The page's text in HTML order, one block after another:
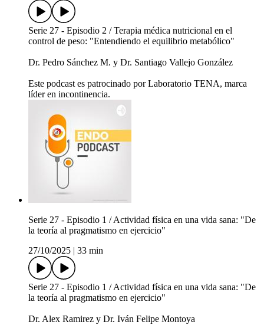
Serie 27 - Episodio 2 / Terapia médica nutricional en el
control de peso: "Entendiendo el equilibrio metabólico"
Dr. Pedro Sánchez M. y Dr. Santiago Vallejo González
Este podcast es patrocinado por Laboratorio TENA, marca
líder en incontinencia.
Serie 27 - Episodio 1 / Actividad física en una vida sana: "De
la teoría al pragmatismo en ejercicio"
27/10/2025
33 min
Serie 27 - Episodio 1 / Actividad física en una vida sana: "De
la teoría al pragmatismo en ejercicio"
Dr. Alex Ramirez y Dr. Iván Felipe Montoya